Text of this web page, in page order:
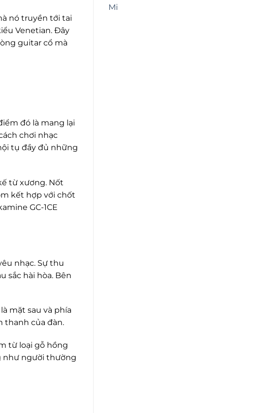
nó truyền tới tai
Venetian. Đây
guitar cổ mà
đó là mang lại
chơi nhạc
tụ đầy đủ những
từ xương. Nốt
kết hợp với chốt
GC-1CE
nhạc. Sự thu
sắc hài hòa. Bên
mặt sau và phía
thanh của đàn.
từ loại gỗ hồng
như người thường
Mi